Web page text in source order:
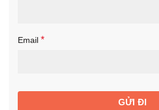
Email *